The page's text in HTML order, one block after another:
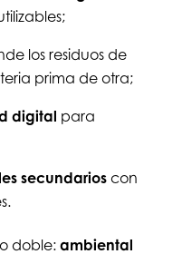
los residuos de
prima de otra;
digital para
secundarioscon
doble: ambiental